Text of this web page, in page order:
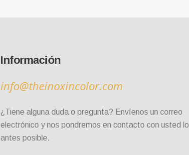
Información
info@theinoxincolor.com
¿Tiene alguna duda o pregunta? Envíenos un correo
electrónico y nos pondremos en contacto con usted lo
antes posible.